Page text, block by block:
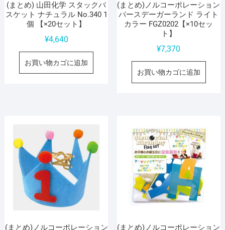
(まとめ) 山田化学 スタックバ
スケット ナチュラル No.340 1
個 【×20セット】
¥4,640
お買い物カゴに追加
(まとめ)ノルコーポレーション
バースデーガーランド ライト
カラー FGZ0202【×10セッ
ト】
¥7,370
お買い物カゴに追加
(まとめ)ノルコーポレーション (まとめ)ノルコーポレーション